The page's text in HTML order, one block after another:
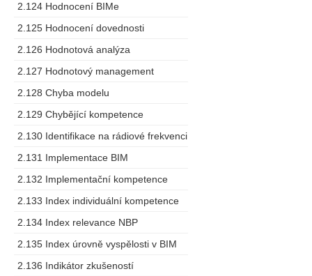
2.124 Hodnocení BIMe
2.125 Hodnocení dovednosti
2.126 Hodnotová analýza
2.127 Hodnotový management
2.128 Chyba modelu
2.129 Chybějící kompetence
2.130 Identifikace na rádiové frekvenci
2.131 Implementace BIM
2.132 Implementační kompetence
2.133 Index individuální kompetence
2.134 Index relevance NBP
2.135 Index úrovně vyspělosti v BIM
2.136 Indikátor zkušeností